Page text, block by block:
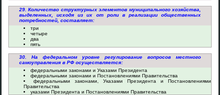
29. Количество структурных элементов муниципального хозяйства,
выделенных, исходя из их от роли в реализации общественных
потребностей, составляет:
три
четыре
два
пять
30. На федеральном уровне регулирование вопросов местного
самоуправления в РФ осуществляется:
федеральными законами и Указами Президента
федеральными законами и Постановлениями Правительства
федеральными законами, Указами Президента и Постановлениями
Правительства
указами Президента и Постановлениями Правительства